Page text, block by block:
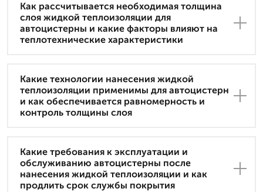
Как рассчитывается необходимая толщина
слоя жидкой теплоизоляции для
автоцистерны и какие факторы влияют на
теплотехнические характеристики
Какие технологии нанесения жидкой
теплоизоляции применимы для автоцистерн
и как обеспечивается равномерность и
контроль толщины слоя
Какие требования к эксплуатации и
обслуживанию автоцистерны после
нанесения жидкой теплоизоляции и как
продлить срок службы покрытия